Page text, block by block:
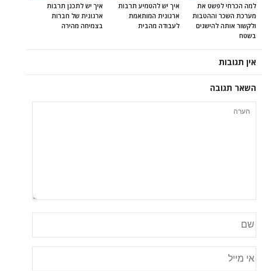
איך יש לתכנן תרבות
ארגונית של חברות
בצמיחה מהירה
איך יש להטמיע תרבות
ארגונית המותאמת
לעבודה מהבית
למה הכרחי לפשט את
מערכת השכר וההטבות
ולקשור אותה להישגים
בשטח
אין תגובות
השאר תגובה